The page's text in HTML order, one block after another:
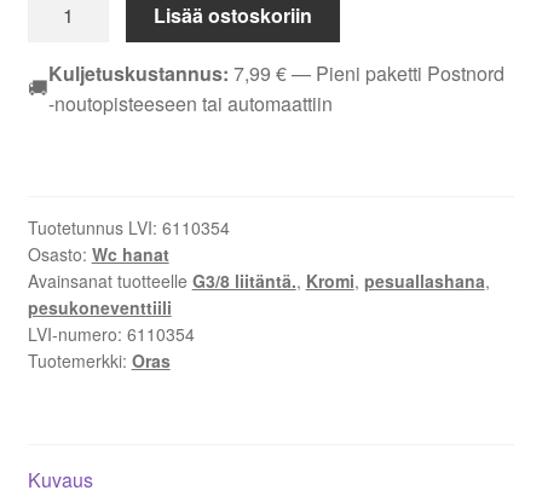
Safira
1013F
Pesuallashana
Juoksuputki,
G3/8
Liitäntä,
Pöytäasennus
määrä
Lisää ostoskoriin
🚚Kuljetuskustannus: 7,99 €— Pieni paketti Postnord
-noutopisteeseen tai automaattiin
Tuotetunnus LVI: 6110354
Osasto: Wc hanat
Avainsanat tuotteelle G3/8 liitäntä., Kromi, pesuallashana,
pesukoneventtiili
LVI-numero: 6110354
Tuotemerkki: Oras
Kuvaus